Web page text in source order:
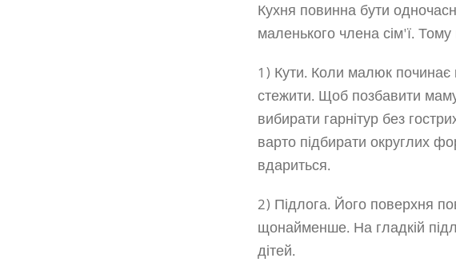
Кухня повинна бути
маленького члена сім'ї.
1) Кути. Коли малюк починає
стежити. Щоб позбавити
вибирати гарнітур без
варто підбирати округлих
вдариться.
2) Підлога. Його поверхня
щонайменше. На гладкій
дітей.